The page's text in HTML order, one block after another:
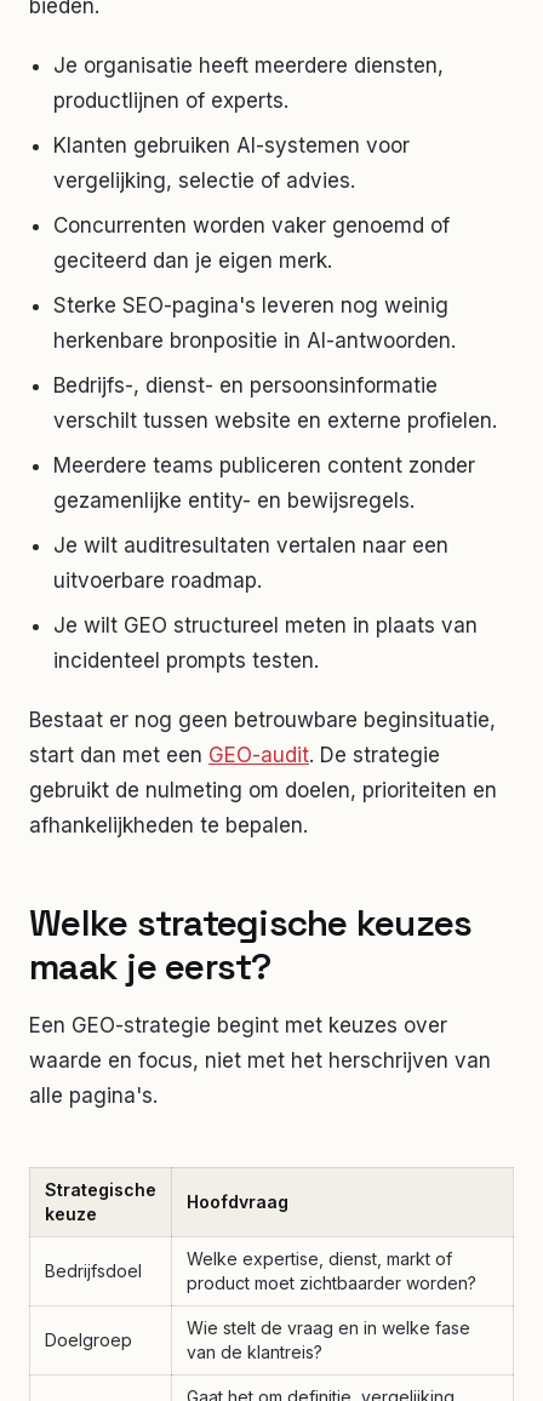
bieden.
Je organisatie heeft meerdere diensten,
productlijnen of experts.
Klanten gebruiken AI-systemen voor
vergelijking, selectie of advies.
Concurrenten worden vaker genoemd of
geciteerd dan je eigen merk.
Sterke SEO-pagina's leveren nog weinig
herkenbare bronpositie in AI-antwoorden.
Bedrijfs-, dienst- en persoonsinformatie
verschilt tussen website en externe profielen.
Meerdere teams publiceren content zonder
gezamenlijke entity- en bewijsregels.
Je wilt auditresultaten vertalen naar een
uitvoerbare roadmap.
Je wilt GEO structureel meten in plaats van
incidenteel prompts testen.
Bestaat er nog geen betrouwbare beginsituatie,
start dan met een GEO-audit. De strategie
gebruikt de nulmeting om doelen, prioriteiten en
afhankelijkheden te bepalen.
Welke strategische keuzes
maak je eerst?
Een GEO-strategie begint met keuzes over
waarde en focus, niet met het herschrijven van
alle pagina's.
Strategische
keuze
Hoofdvraag
Bedrijfsdoel
Welke expertise, dienst, markt of
product moet zichtbaarder worden?
Doelgroep
Wie stelt de vraag en in welke fase
van de klantreis?